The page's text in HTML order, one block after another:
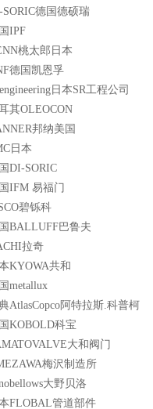
德国德硕瑞
IPF
桃太郎日本
德国凯恩孚
日本SR工程公司
其OLEOCON
邦纳美国
日本
DI-SORIC
IFM 易福门
碧铄科
BALLUFF巴鲁夫
拉奇
KYOWA共和
metallux
AtlasCopco阿特拉斯.科普柯
KOBOLD科宝
大和阀门
梅沢制造所
大野贝洛
FLOBAL管道部件